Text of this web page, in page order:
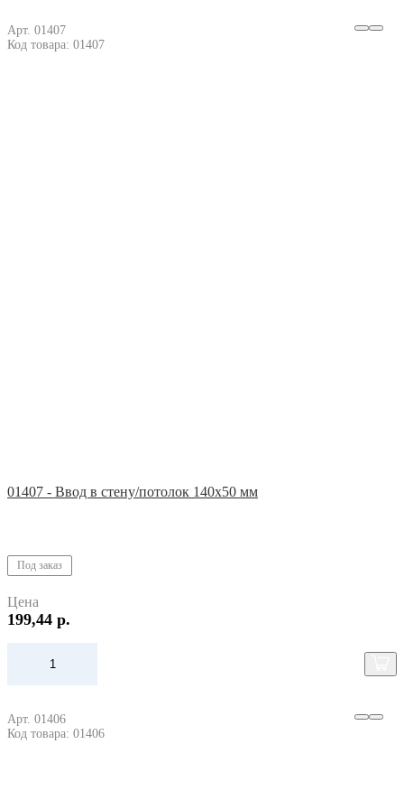
Арт. 01407
Код товара: 01407
01407 - Ввод в стену/потолок 140х50 мм
Под заказ
Цена
199,44 р.
Арт. 01406
Код товара: 01406